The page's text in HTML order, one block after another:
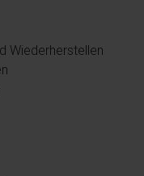
Wiederherstellen